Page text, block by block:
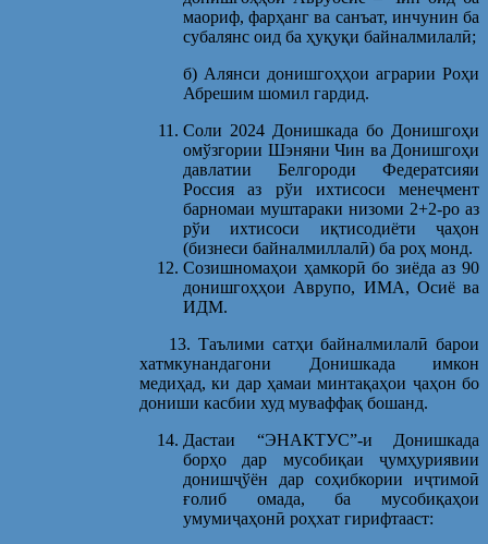
маориф, фарҳанг ва санъат, инчунин ба
субалянс оид ба ҳуқуқи байналмилалӣ;
б) Алянси донишгоҳҳои аграрии Роҳи
Абрешим шомил гардид.
Соли 2024 Донишкада бо Донишгоҳи
омўзгории Шэняни Чин ва Донишгоҳи
давлатии Белгороди Федератсияи
Россия аз рўи ихтисоси менеҷмент
барномаи муштараки низоми 2+2-ро аз
рўи ихтисоси иқтисодиёти ҷаҳон
(бизнеси байналмиллалӣ) ба роҳ монд.
Созишномаҳои ҳамкорӣ бо зиёда аз 90
донишгоҳҳои Аврупо, ИМА, Осиё ва
ИДМ.
13. Таълими сатҳи байналмилалӣ барои
хатмкунандагони Донишкада имкон
медиҳад, ки дар ҳамаи минтақаҳои ҷаҳон бо
дониши касбии худ муваффақ бошанд.
Дастаи “ЭНАКТУС”-и Донишкада
борҳо дар мусобиқаи ҷумҳуриявии
донишҷўён дар соҳибкории иҷтимоӣ
ғолиб омада, ба мусобиқаҳои
умумиҷаҳонӣ роҳхат гирифтааст: